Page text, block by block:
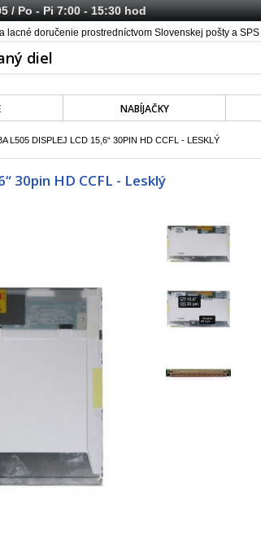
/ Po - Pi 7:00 - 15:30 hod
lacné doručenie prostredníctvom Slovenskej pošty a SPS |
NABÍJAČKY
L505 DISPLEJ LCD 15,6“ 30PIN HD CCFL - LESKLÝ
30pin HD CCFL - Lesklý